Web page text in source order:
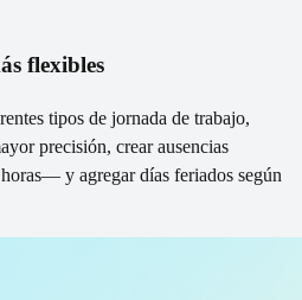
flexibles
tipos de jornada de trabajo,
precisión, crear ausencias
y agregar días feriados según